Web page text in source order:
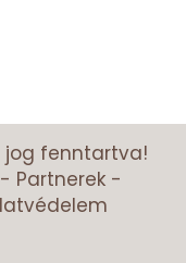
jog fenntartva!
- Partnerek-